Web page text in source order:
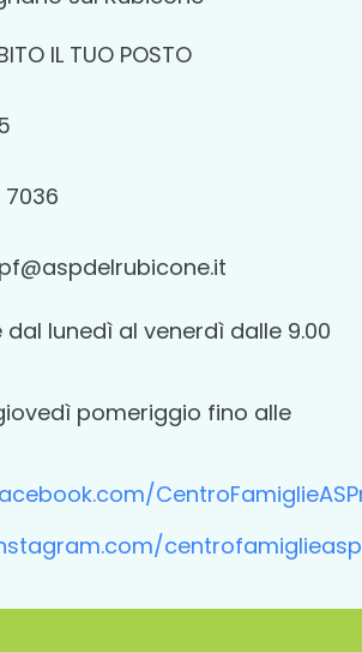
IL TUO POSTO
lunedì al venerdì dalle 9.00
pomeriggio fino alle